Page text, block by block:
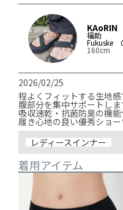
KAoRIN
福助
Fukuske
160cm
2026/02/25
程よくフィットする生地
腹部分を集中サポートしま
吸収速乾・抗菌防臭の機能
履き心地の良い優秀ショー
レディースインナー
着用アイテム